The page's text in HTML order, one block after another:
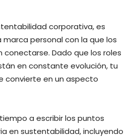
corporativa, es
personal con la que los
Dado que los roles
en constante evolución, tu
convierte en un aspecto
a escribir los puntos
en sustentabilidad, incluyendo